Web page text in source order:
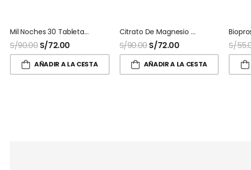
Mil Noches 30 Tabletas HNhalnatur
S/90.00 S/72.00
AÑADIR A LA CESTA
Citrato De Magnesio Halnatur Doypack
S/90.00S/72.00
AÑADIR A LA CESTA
S/